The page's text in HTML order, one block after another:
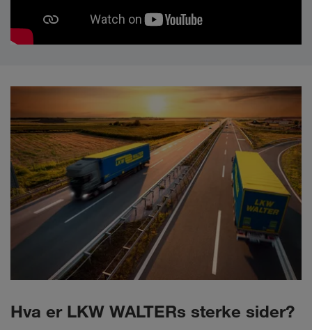
Hva er LKW WALTERs sterke sider?